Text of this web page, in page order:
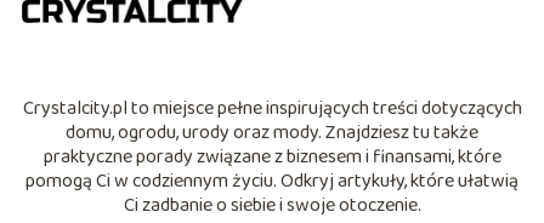
Crystalcity.pl to miejsce pełne inspirujących treści dotyczących
domu, ogrodu, urody oraz mody. Znajdziesz tu także
praktyczne porady związane z biznesem i finansami, które
pomogą Ci w codziennym życiu. Odkryj artykuły, które ułatwią
Ci zadbanie o siebie i swoje otoczenie.